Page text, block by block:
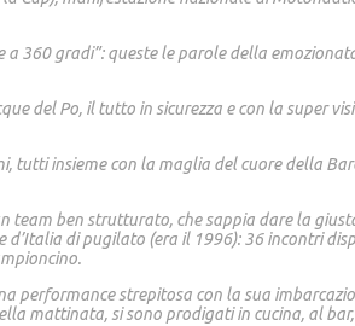
360 gradi”: queste le parole della
del Po, il tutto in sicurezza e con la super
insieme con la maglia del cuore della
team ben strutturato, che sappia dare la
di pugilato (era il 1996): 36 incontri
performance strepitosa con la sua
mattinata, si sono prodigati in cucina, al